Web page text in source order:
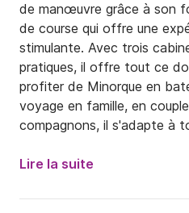
de manœuvre grâce à son
de course qui offre une
stimulante. Avec trois
pratiques, il offre tout ce
profiter de Minorque en
voyage en famille, en
compagnons, il s'adapte à
et la mer nous permettent
Lire la suite